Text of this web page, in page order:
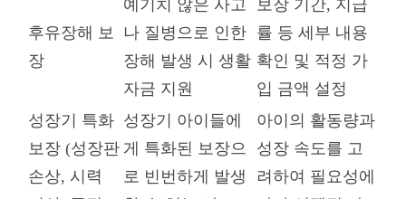
후유장해 보
장
예기치 않은 사고
나 질병으로 인한
장해 발생 시 생활
자금 지원
보장 기간, 지급
률 등 세부 내용
확인 및 적정 가
입 금액 설정
성장기 특화
보장 (성장판
손상, 시력
성장기 아이들에
게 특화된 보장으
로 빈번하게 발생
아이의 활동량과
성장 속도를 고
려하여 필요성에